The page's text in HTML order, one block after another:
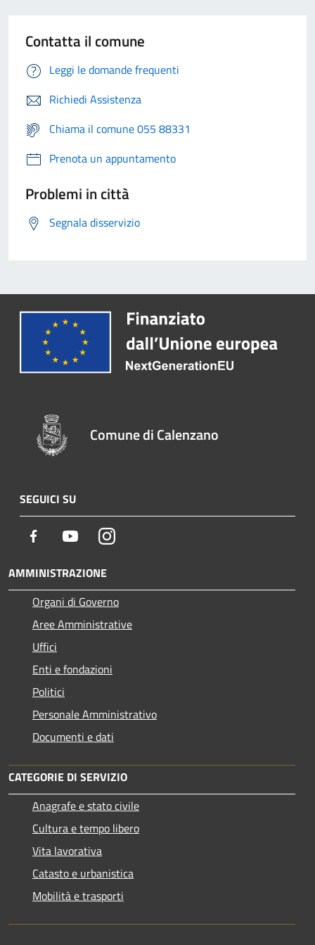
Contatta il comune
Leggi le domande frequenti
Richiedi Assistenza
Chiama il comune 055 88331
Prenota un appuntamento
Problemi in città
Segnala disservizio
Comune di Calenzano
SEGUICI SU
Facebook YoutubeInstagram
AMMINISTRAZIONE
Organi di Governo
Aree Amministrative
Uffici
Enti e fondazioni
Politici
Personale Amministrativo
Documenti e dati
CATEGORIE DI SERVIZIO
Anagrafe e stato civile
Cultura e tempo libero
Vita lavorativa
Catasto e urbanistica
Mobilità e trasporti